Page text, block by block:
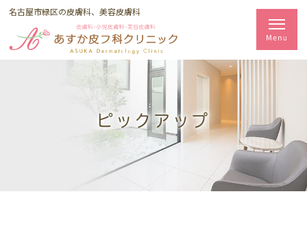
名古屋市緑区の皮膚科、美容皮膚科
ピックアップ